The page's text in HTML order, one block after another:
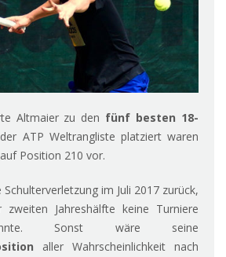
Altmaier zu den fünf besten 18-
ATP Weltrangliste platziert waren
Position 210 vor.
im Juli 2017 zurück,
Jahreshälfte keine Turniere
Sonst wäre seine
aller Wahrscheinlichkeit nach